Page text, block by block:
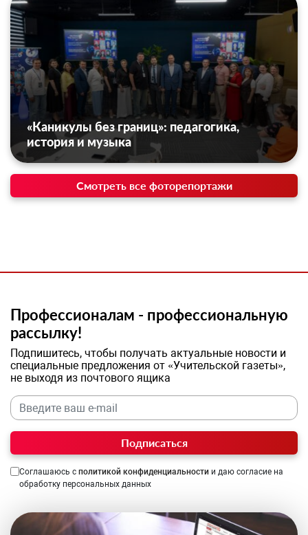
«Каникулы без границ»: педагогика,
история и музыка
Смотреть все фоторепортажи
Профессионалам - профессиональную
рассылку!
Подпишитесь, чтобы получать актуальные новости и
специальные предложения от «Учительской газеты»,
не выходя из почтового ящика
Подписаться
Соглашаюсь с политикой конфиденциальности и даю согласие на
обработку персональных данных